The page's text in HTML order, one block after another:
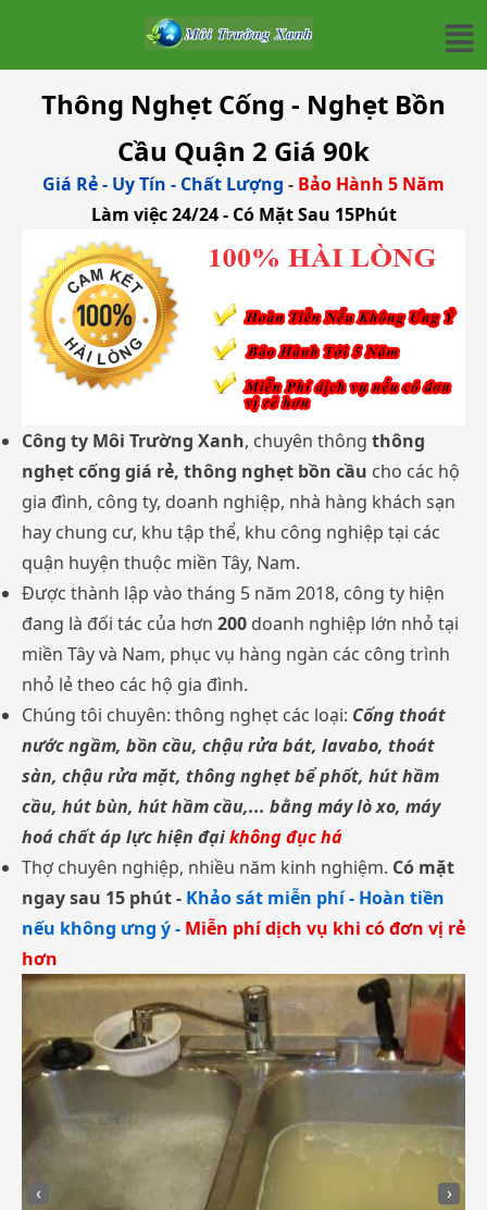
Thông Nghẹt Cống - Nghẹt Bồn
Cầu Quận 2 Giá 90k
Giá Rẻ - Uy Tín - Chất Lượng - Bảo Hành 5 Năm
Làm việc 24/24 - Có Mặt Sau 15Phút
Công ty Môi Trường Xanh, chuyên thông thông
nghẹt cống giá rẻ, thông nghẹt bồn cầu cho các hộ
gia đình, công ty, doanh nghiệp, nhà hàng khách sạn
hay chung cư, khu tập thể, khu công nghiệp tại các
quận huyện thuộc miền Tây, Nam.
Được thành lập vào tháng 5 năm 2018, công ty hiện
đang là đối tác của hơn 200 doanh nghiệp lớn nhỏ tại
miền Tây và Nam, phục vụ hàng ngàn các công trình
nhỏ lẻ theo các hộ gia đình.
Chúng tôi chuyên: thông nghẹt các loại: Cống thoát
nước ngầm, bồn cầu, chậu rửa bát, lavabo, thoát
sàn, chậu rửa mặt, thông nghẹt bể phốt, hút hầm
cầu, hút bùn, hút hầm cầu,... bằng máy lò xo, máy
hoá chất áp lực hiện đạikhông đục há
Thợ chuyên nghiệp, nhiều năm kinh nghiệm. Có mặt
ngay sau 15 phút - Khảo sát miễn phí - Hoàn tiền
nếu không ưng ý - Miễn phí dịch vụ khi có đơn vị rẻ
hơn
‹ ›